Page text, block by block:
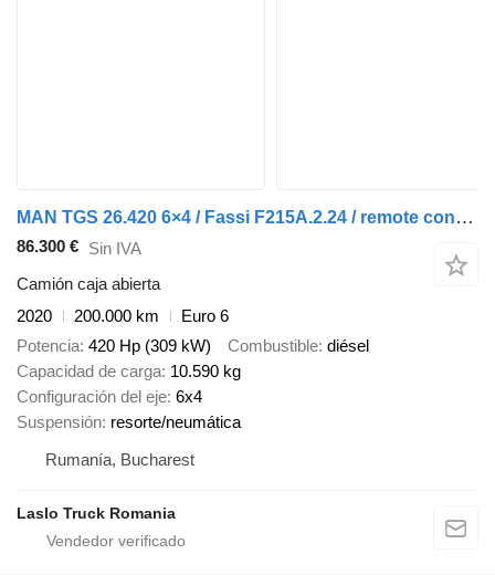
MAN TGS 26.420 6×4 / Fassi F215A.2.24 / remote control / Rotator / p
86.300 € Sin IVA
Camión caja abierta
2020
200.000 km
Euro 6
Potencia 420 Hp (309 kW) Combustible diésel
Capacidad de carga 10.590 kg
Configuración del eje 6x4
Suspensión resorte/neumática
Rumanía, Bucharest
Laslo Truck Romania